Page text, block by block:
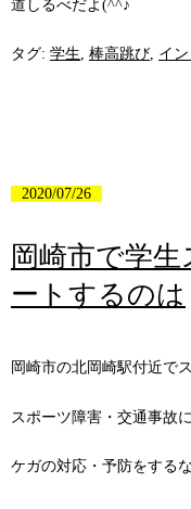
道しるべだよ(^^♪
タグ: 学生, 棒高跳び, イ
2020/07/26
岡崎市で学
ートするのは
岡崎市の北岡崎駅付近で
スポーツ障害・交通事故
ケガの対応・予防をする